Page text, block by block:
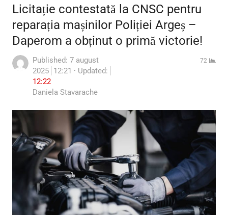
Licitație contestată la CNSC pentru
reparația mașinilor Poliției Argeș –
Daperom a obținut o primă victorie!
Published: 7 august
2025 12:21
Updated:
12:22
Author
Daniela Stavarache
72